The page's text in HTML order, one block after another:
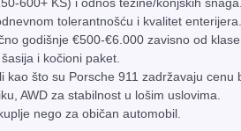
tolerantnošću i kvalitet enterijera.
godišnje €500-€6.000 zavisno od klase.
i kočioni paket.
kao što su Porsche 911 zadržavaju cenu
AWD za stabilnost u lošim uslovima.
nego za običan automobil.